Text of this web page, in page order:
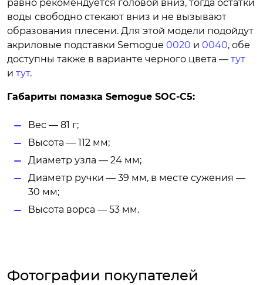
равно рекомендуется головой вниз, тогда остатки
воды свободно стекают вниз и не вызывают
образования плесени. Для этой модели подойдут
акриловые подставки Semogue 0020 и 0040, обе
доступны также в варианте черного цвета — тут
и тут.
Габариты помазка Semogue SOC-C5:
Вес — 81 г;
Высота — 112 мм;
Диаметр узла — 24 мм;
Диаметр ручки — 39 мм, в месте сужения —
30 мм;
Высота ворса — 53 мм.
Фотографии покупателей